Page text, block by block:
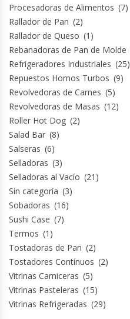
Termos
Tostadoras De Pan
Vitrinas Carniceras
Vitrinas Pasteleras
Vitrinas Refrigeradas
Procesadoras de Alimentos (7)
Rallador de Pan (2)
Rallador de Queso (1)
Rebanadoras de Pan de Molde
Refrigeradores Industriales (25)
Repuestos Hornos Turbos (9)
Revolvedoras de Carnes (5)
Revolvedoras de Masas (12)
Roller Hot Dog (2)
Salad Bar (8)
Salseras (6)
Selladoras (3)
Selladoras al Vacío (21)
Sin categoría (3)
Sobadoras (16)
Sushi Case (7)
Termos (1)
Tostadoras de Pan (2)
Tostadores Contínuos (2)
Vitrinas Carniceras (5)
Vitrinas Pasteleras (15)
Vitrinas Refrigeradas (29)